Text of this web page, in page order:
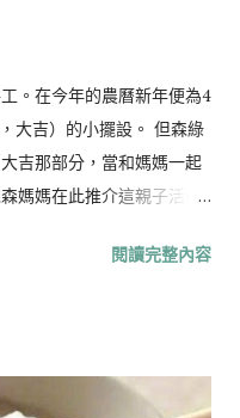
在處理過程中沾上的紅色
用檸檬汁擦手再洗，就容
國的靈芝，紅菜頭鐵質豐
或孕婦胎兒）脊椎發育，
纖維極高，能幫助消化，
助降血壓。 紅菜頭除了根
。在今年的農曆新年便為4
大吉）的小擺設。 但森綠
吉那部分，當和媽媽一起
媽媽在此推介這親子活動!
．綠色手工紙 （用作綠
貼，膠水 ，剪刀 做法：
閱讀完整內容